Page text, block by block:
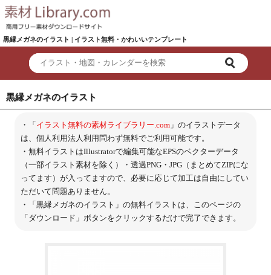
黒縁メガネのイラスト | イラスト無料・かわいいテンプレート
黒縁メガネのイラスト
・「イラスト無料の素材ライブラリー.com」のイラストデータ
は、個人利用法人利用問わず無料でご利用可能です。
・無料イラストはIllustratorで編集可能なEPSのベクターデータ
（一部イラスト素材を除く）・透過PNG・JPG（まとめてZIPにな
ってます）が入ってますので、必要に応じて加工は自由にしてい
ただいて問題ありません。
・「黒縁メガネのイラスト」の無料イラストは、このページの
「ダウンロード」ボタンをクリックするだけで完了できます。